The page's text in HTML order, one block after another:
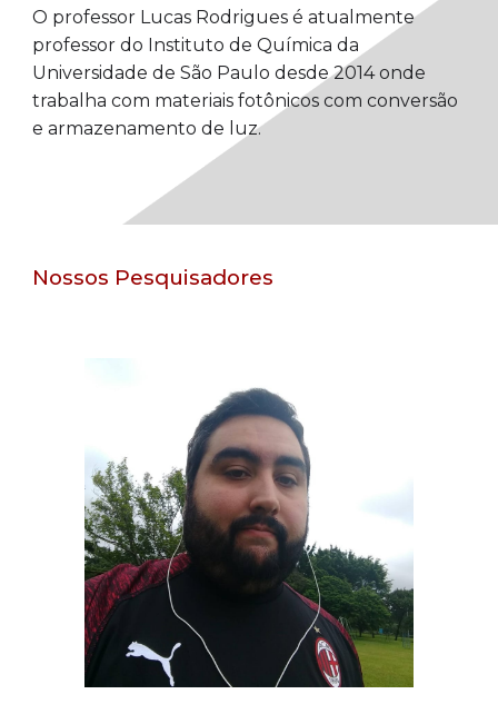
O professor Lucas Rodrigues é atualmente
professor do Instituto de Química da
Universidade de São Paulo desde 2014 onde
trabalha com materiais fotônicos com conversão
e armazenamento de luz.
Nossos Pesquisadores